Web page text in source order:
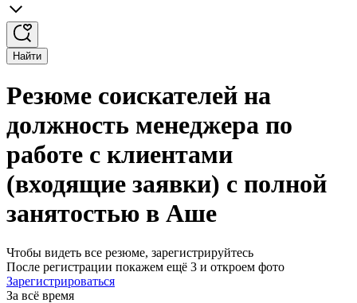
Найти
Резюме соискателей на
должность менеджера по
работе с клиентами
(входящие заявки) с полной
занятостью в Аше
Чтобы видеть все резюме, зарегистрируйтесь
После регистрации покажем ещё 3 и откроем фото
Зарегистрироваться
За всё время